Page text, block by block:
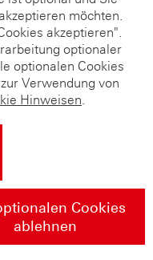
möchten.
akzeptieren".
optionaler
optionalen Cookies
Verwendung von
Hinweisen.
Cookies
ablehnen